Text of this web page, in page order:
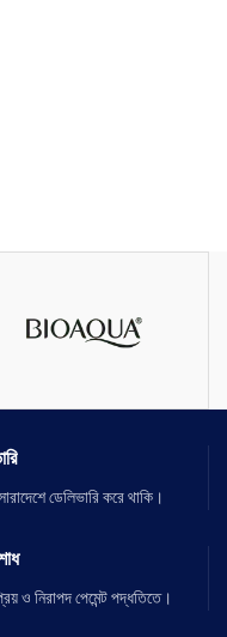
ডেলিভারি করে থাকি।
ও নিরাপদ পেমেন্ট পদ্ধতিতে।